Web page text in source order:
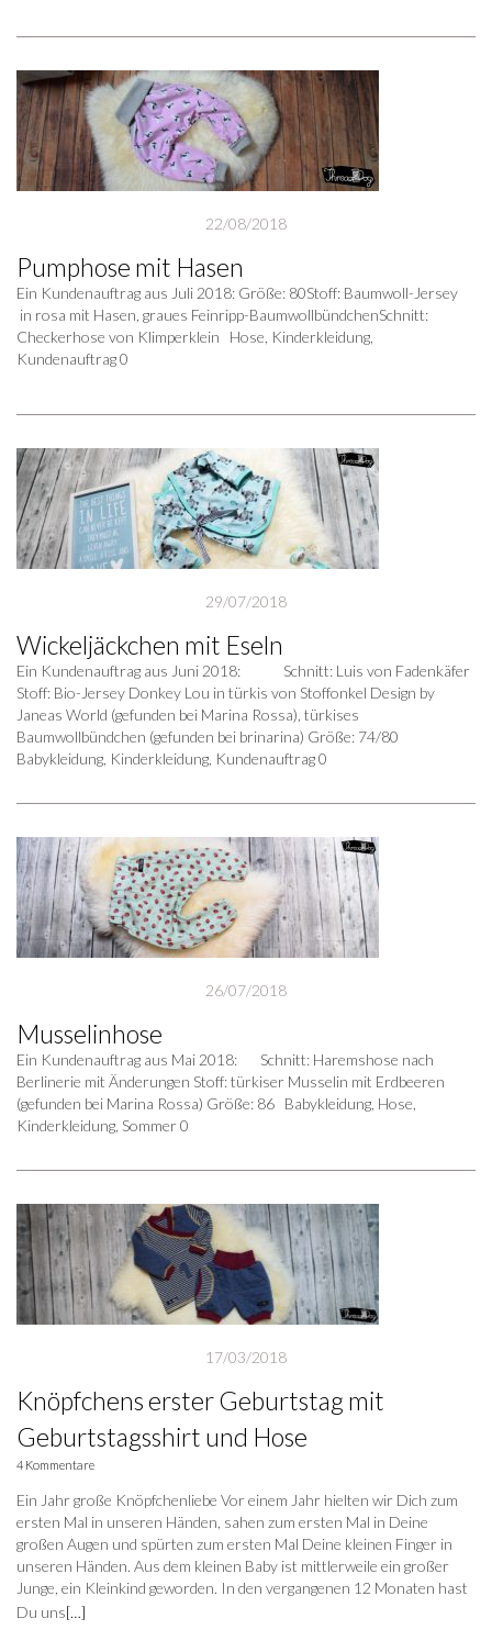
22/08/2018
Pumphose mit Hasen
Ein Kundenauftrag aus Juli 2018: Größe: 80Stoff: Baumwoll-Jersey
in rosa mit Hasen, graues Feinripp-BaumwollbündchenSchnitt:
Checkerhose von Klimperklein Hose, Kinderkleidung,
Kundenauftrag 0
29/07/2018
Wickeljäckchen mit Eseln
Ein Kundenauftrag aus Juni 2018: Schnitt: Luis von Fadenkäfer
Stoff: Bio-Jersey Donkey Lou in türkis von Stoffonkel Design by
Janeas World (gefunden bei Marina Rossa), türkises
Baumwollbündchen (gefunden bei brinarina) Größe: 74/80
Babykleidung, Kinderkleidung, Kundenauftrag 0
26/07/2018
Musselinhose
Ein Kundenauftrag aus Mai 2018: Schnitt: Haremshose nach
Berlinerie mit Änderungen Stoff: türkiser Musselin mit Erdbeeren
(gefunden bei Marina Rossa) Größe: 86 Babykleidung, Hose,
Kinderkleidung, Sommer 0
17/03/2018
Knöpfchens erster Geburtstag mit
Geburtstagsshirt und Hose
4 Kommentare
Ein Jahr große Knöpfchenliebe Vor einem Jahr hielten wir Dich zum
ersten Mal in unseren Händen, sahen zum ersten Mal in Deine
großen Augen und spürten zum ersten Mal Deine kleinen Finger in
unseren Händen. Aus dem kleinen Baby ist mittlerweile ein großer
Junge, ein Kleinkind geworden. In den vergangenen 12 Monaten hast
Du uns[…]